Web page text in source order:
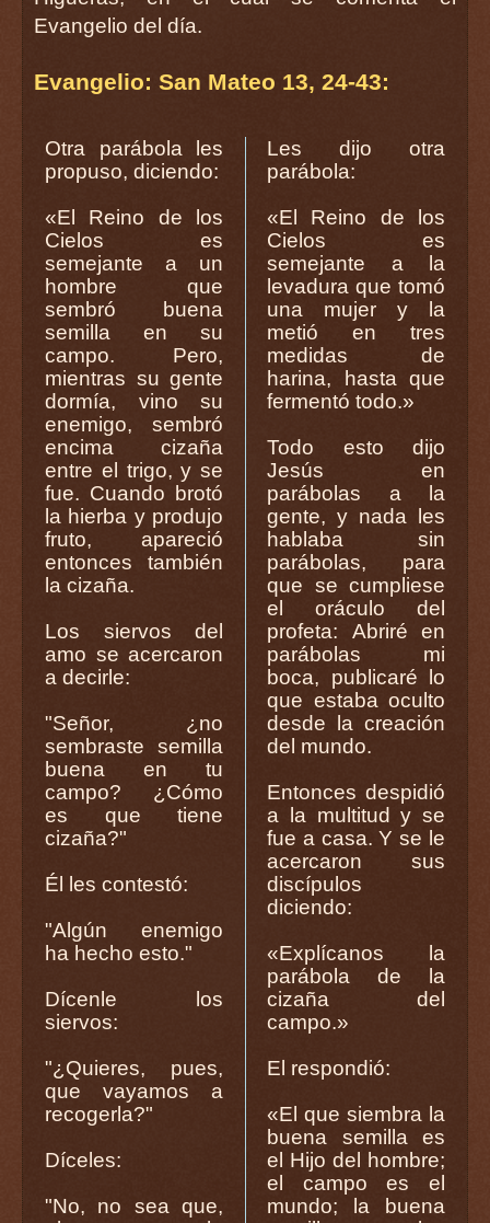
Evangelio del día.
Evangelio: San Mateo 13, 24-43:
Otra parábola les
propuso, diciendo:
«El Reino de los
Cielos es
semejante a un
hombre que
sembró buena
semilla en su
campo. Pero,
mientras su gente
dormía, vino su
enemigo, sembró
encima cizaña
entre el trigo, y se
fue. Cuando brotó
la hierba y produjo
fruto, apareció
entonces también
la cizaña.
Los siervos del
amo se acercaron
a decirle:
"Señor, ¿no
sembraste semilla
buena en tu
campo? ¿Cómo
es que tiene
cizaña?"
Él les contestó:
"Algún enemigo
ha hecho esto."
Dícenle los
siervos:
"¿Quieres, pues,
que vayamos a
recogerla?"
Díceles:
"No, no sea que,
Les dijo otra
parábola:
«El Reino de los
Cielos es
semejante a la
levadura que tomó
una mujer y la
metió en tres
medidas de
harina, hasta que
fermentó todo.»
Todo esto dijo
Jesús en
parábolas a la
gente, y nada les
hablaba sin
parábolas, para
que se cumpliese
el oráculo del
profeta: Abriré en
parábolas mi
boca, publicaré lo
que estaba oculto
desde la creación
del mundo.
Entonces despidió
a la multitud y se
fue a casa. Y se le
acercaron sus
discípulos
diciendo:
«Explícanos la
parábola de la
cizaña del
campo.»
El respondió:
«El que siembra la
buena semilla es
el Hijo del hombre;
el campo es el
mundo; la buena